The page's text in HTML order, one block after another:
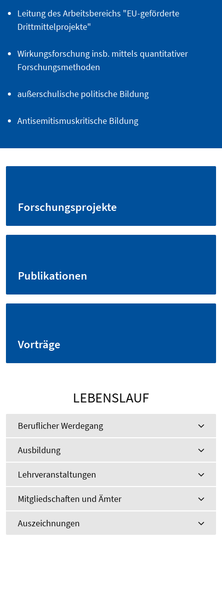
Leitung des Arbeitsbereichs "EU-geförderte
Drittmittelprojekte"
Wirkungsforschung insb. mittels quantitativer
Forschungsmethoden
außerschulische politische Bildung
Antisemitismuskritische Bildung
Forschungsprojekte
Publikationen
Vorträge
LEBENSLAUF
Beruflicher Werdegang
Ausbildung
Lehrveranstaltungen
Mitgliedschaften und Ämter
Auszeichnungen